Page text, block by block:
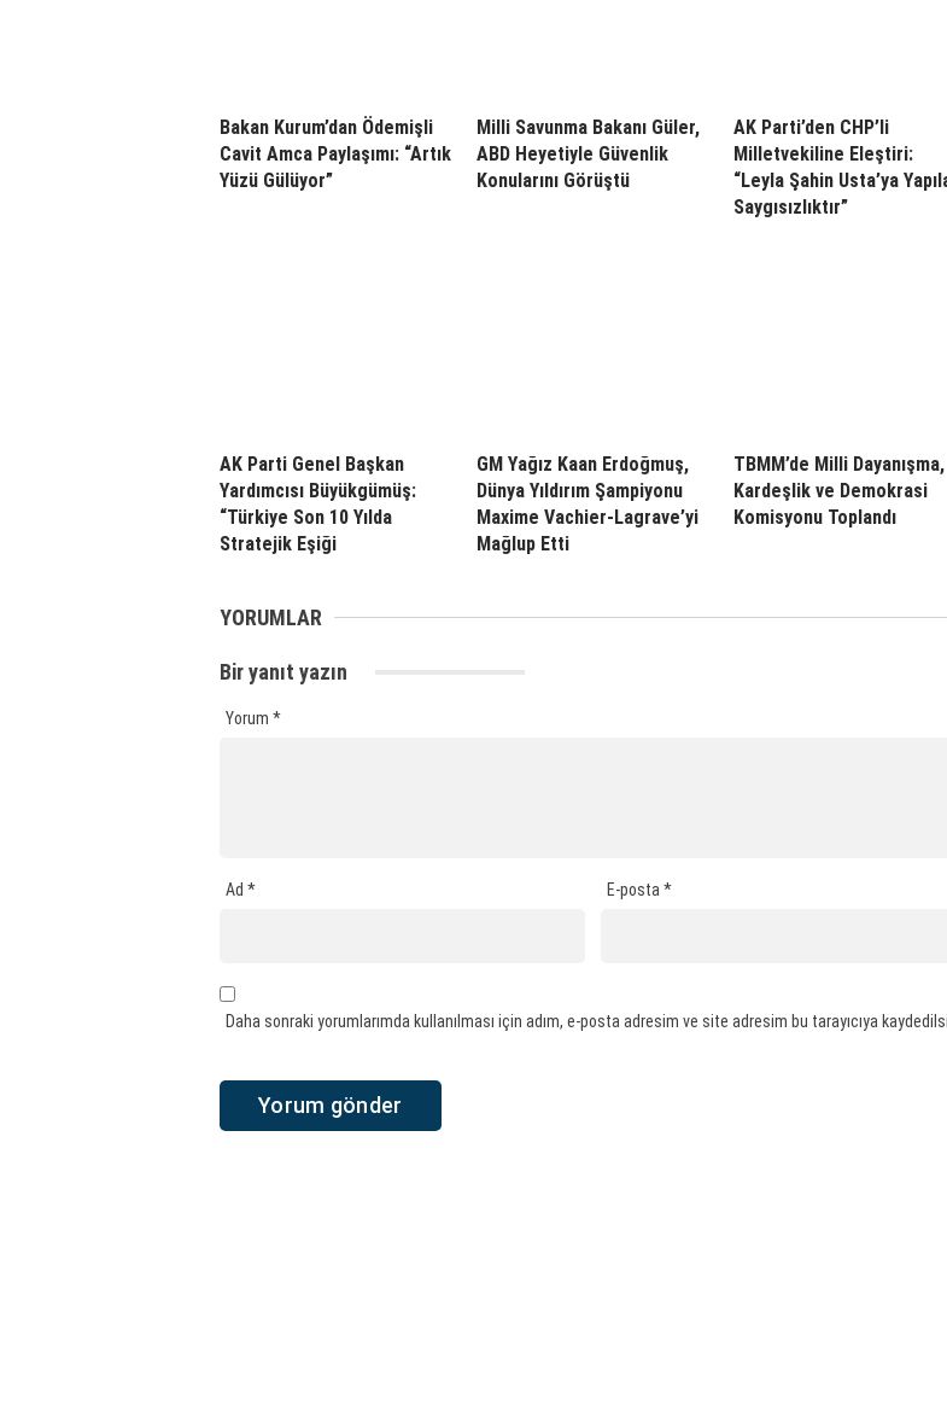
Bakan Kurum’dan Ödemişli
Cavit Amca Paylaşımı: “Artık
Yüzü Gülüyor”
Milli Savunma Bakanı Güler,
ABD Heyetiyle Güvenlik
Konularını Görüştü
AK Parti’den CHP’li
Milletvekiline Eleştiri:
“Leyla Şahin Usta’ya
Saygısızlıktır”
AK Parti Genel Başkan
Yardımcısı Büyükgümüş:
“Türkiye Son 10 Yılda
Stratejik Eşiği
GM Yağız Kaan Erdoğmuş,
Dünya Yıldırım Şampiyonu
Maxime Vachier-Lagrave’yi
Mağlup Etti
TBMM’de Milli Dayanışma,
Kardeşlik ve Demokrasi
Komisyonu Toplandı
YORUMLAR
Bir yanıt yazın
Yorum *
Ad * E-posta*
Daha sonraki yorumlarımda kullanılması için adım, e-posta adresim ve site adresim bu tarayıcıya